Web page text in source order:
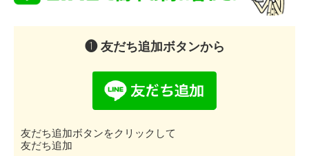
❶ 友だち追加ボタンから
友だち追加ボタンをクリックして
友だち追加